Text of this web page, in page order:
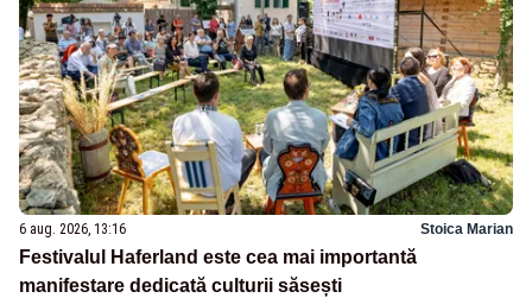
6 aug. 2026, 13:16 Stoica Marian
Festivalul Haferland este cea mai importantă
manifestare dedicată culturii săsești